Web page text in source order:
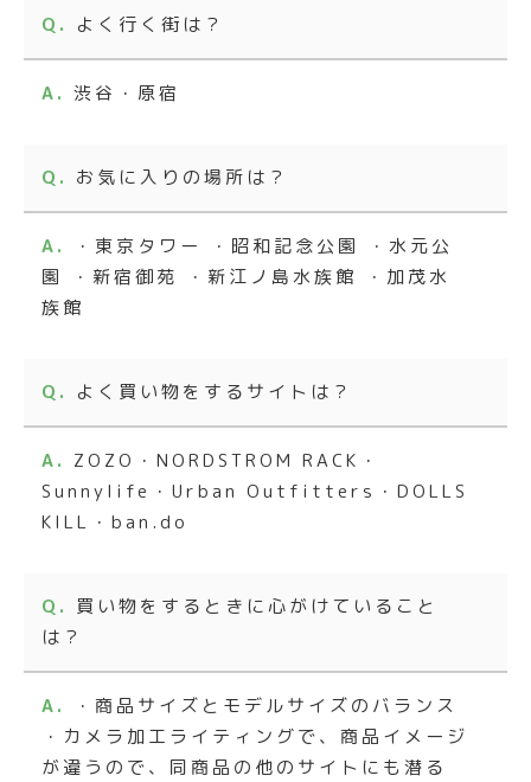
よく行く街は？
渋谷・原宿
お気に入りの場所は？
・東京タワー ・昭和記念公園 ・水元公
園 ・新宿御苑 ・新江ノ島水族館 ・加茂水
族館
よく買い物をするサイトは？
ZOZO・NORDSTROM RACK・
Sunnylife・Urban Outfitters・DOLLS
KILL・ban.do
買い物をするときに心がけていること
は？
・商品サイズとモデルサイズのバランス
・カメラ加工ライティングで、商品イメージ
が違うので、同商品の他のサイトにも潜る